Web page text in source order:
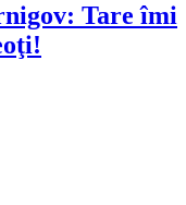
Tare îmi